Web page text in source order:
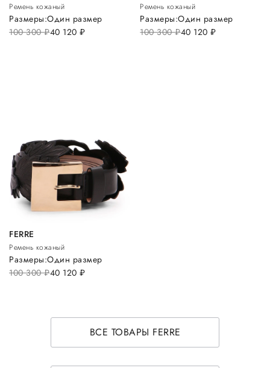
Ремень кожаный
100 300руб.40 120 руб.
Размеры:Один размер
Ремень кожаный
100 300руб.40 120руб.
Размеры:Один размер
FERRE
Ремень кожаный
100 300руб.40 120 руб.
Размеры:Один размер
ВСЕ ТОВАРЫ FERRE